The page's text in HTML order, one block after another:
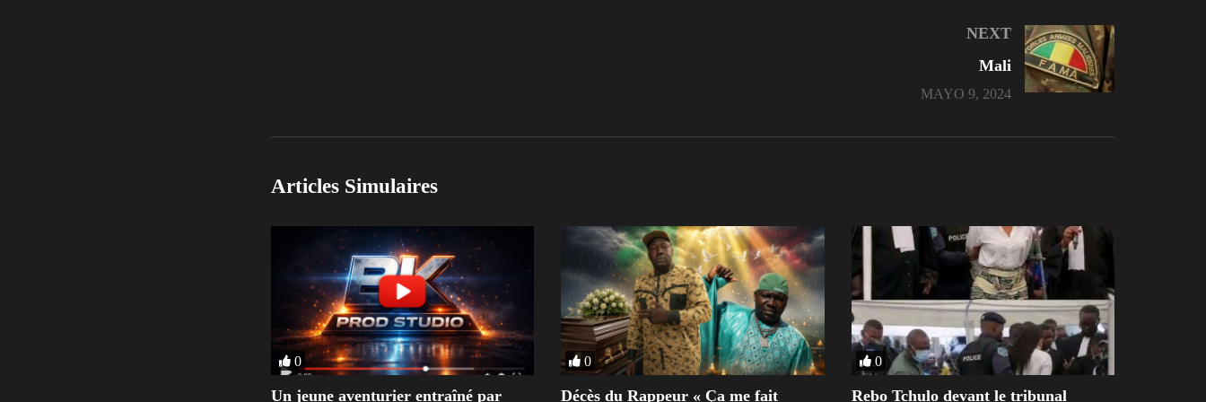
NEXT
Mali
MAYO 9, 2024
Articles Simulaires
0
Un jeune aventurier entraîné par
0
Décès du Rappeur « Ça me fait
0
Rebo Tchulo devant le tribunal